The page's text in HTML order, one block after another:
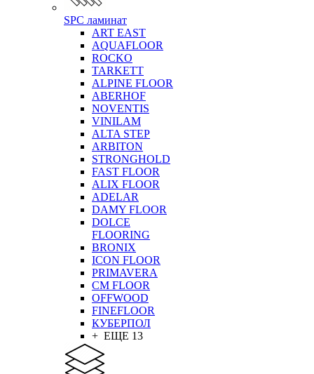
SPC ламинат
ART EAST
AQUAFLOOR
ROCKO
TARKETT
ALPINE FLOOR
ABERHOF
NOVENTIS
VINILAM
ALTA STEP
ARBITON
STRONGHOLD
FAST FLOOR
ALIX FLOOR
ADELAR
DAMY FLOOR
DOLCE
FLOORING
BRONIX
ICON FLOOR
PRIMAVERA
CM FLOOR
OFFWOOD
FINEFLOOR
КУБЕРПОЛ
+ ЕЩЕ 13